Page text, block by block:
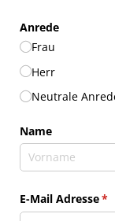
Anrede
Frau
Herr
Neutrale
Name
E-Mail Adresse*